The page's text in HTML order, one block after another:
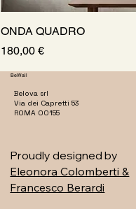
ONDA QUADRO
Prezzo
180,00 €
Proudly designed by
Eleonora Colomberti &
Francesco Berardi
BeWall
Belova srl
Via dei Capretti 53
ROMA 00155